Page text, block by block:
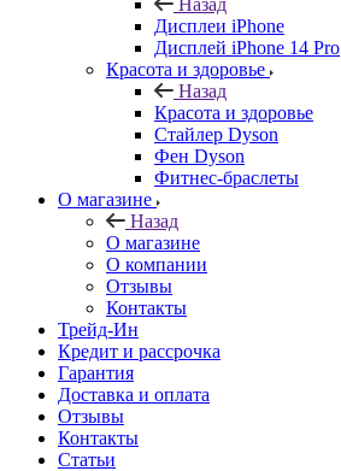
Назад
Дисплеи iPhone
Дисплей iPhone 14 Pro
Красота и здоровье
Назад
Красота и здоровье
Стайлер Dyson
Фен Dyson
Фитнес-браслеты
О магазине
Назад
О магазине
О компании
Отзывы
Контакты
Трейд-Ин
Кредит и рассрочка
Гарантия
Доставка и оплата
Отзывы
Контакты
Статьи